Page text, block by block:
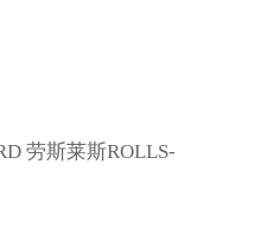
劳斯莱斯ROLLS-